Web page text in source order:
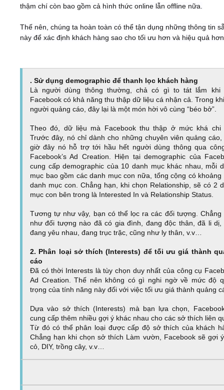
thậm chí còn bao gồm cả hình thức online lẫn offline nữa.
Thế nên, chúng ta hoàn toàn có thể tận dụng những thông tin
này để xác định khách hàng sao cho tối ưu hơn và hiệu quả
. Sử dụng demographic để thanh lọc khách hàng
Là người dùng thông thường, chả có gì to tát lắm khi
Facebook có khả năng thu thập dữ liệu cá nhận cả. Trong
người quảng cáo, đây lại là một món hời vô cùng “béo bở”.
Theo đó, dữ liệu mà Facebook thu thập ở mức khá chi
Trước đây, nó chỉ dành cho những chuyên viên quảng cáo,
giờ đây nó hỗ trợ tới hầu hết người dùng thông qua
Facebook’s Ad Creation. Hiện tại demographic của
cung cấp demographic của 10 danh mục khác nhau, mỗi
mục bao gồm các danh mục con nữa, tổng cộng có khoảng
danh mục con. Chẳng hạn, khi chọn Relationship, sẽ có 2
mục con bên trong là Interested In và Relationship Status.
Tương tự như vậy, bạn có thể lọc ra các đối tượng. Chẳng
như đối tượng nào đã có gia đình, đang độc thân, đã li dị,
đang yêu nhau, đang trục trặc, cũng như ly thân, v.v…
2. Phân loại sở thích (Interests) để tối ưu giá thành
cáo
Đã có thời Interests là tùy chọn duy nhất của công cụ
Ad Creation. Thế nên không có gì nghi ngờ về mức độ
trọng của tính năng này đối với việc tối ưu giá thành quảng
Dựa vào sở thích (Interests) mà bạn lựa chọn,
cung cấp thêm nhiều gợi ý khác nhau cho các sở thích liên
Từ đó có thể phân loại được cấp độ sở thích của khách
Chẳng hạn khi chọn sở thích Làm vườn, Facebook sẽ gợi
cỏ, DIY, trồng cây, v.v…